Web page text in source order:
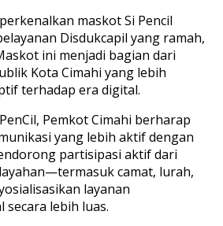
maskot Si Pencil
Disdukcapil yang ramah,
ini menjadi bagian dari
Kota Cimahi yang lebih
terhadap era digital.
Pemkot Cimahi berharap
yang lebih aktif dengan
partisipasi aktif dari
camat, lurah,
layanan
secara lebih luas.